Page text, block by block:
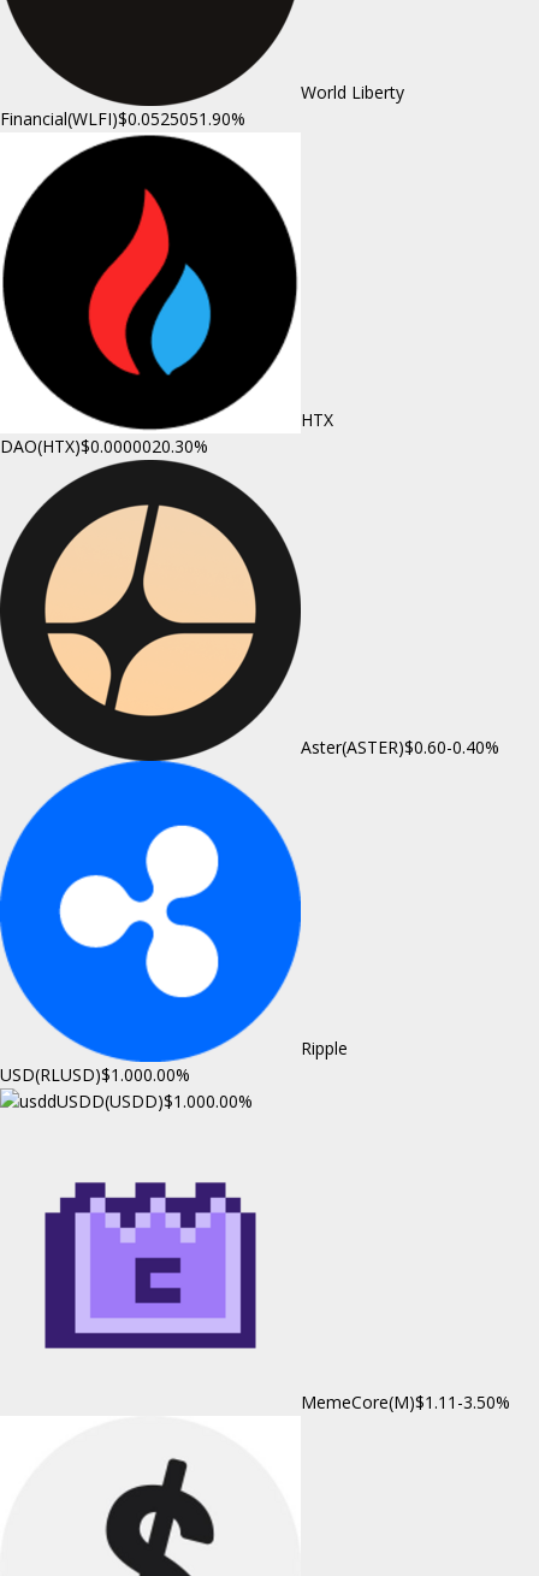
World Liberty
Financial(WLFI)$0.0525051.90%
HTX
DAO(HTX)$0.0000020.30%
Aster(ASTER)$0.60-0.40%
Ripple
USD(RLUSD)$1.000.00%
USDD(USDD)$1.000.00%
MemeCore(M)$1.11 -3.50%